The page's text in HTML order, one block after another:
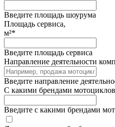
Введите площадь шоурума
Площадь сервиса,
м²*
Введите площадь сервиса
Направление деятельности
Введите направление
С какими брендами мотоциклов
Введите с какими брендами